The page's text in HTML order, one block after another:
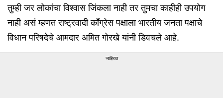
तुम्ही जर लोकांचा विश्वास जिंकला नाही तर तुमचा काहीही उपयोग
नाही असं म्हणत राष्ट्रवादी काँग्रेस पक्षाला भारतीय जनता पक्षाचे
विधान परिषदेचे आमदार अमित गोरखे यांनी डिवचले आहे.
जाहिरात